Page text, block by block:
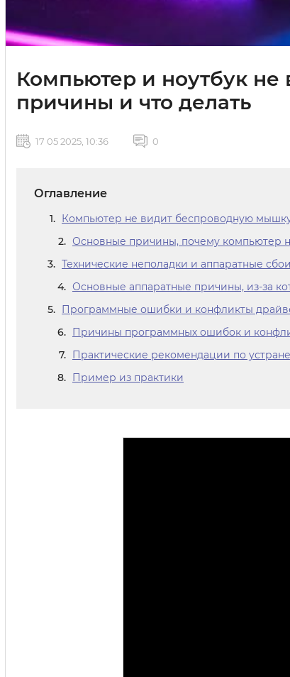
Компьютер и ноутбук
причины и что делать
17 05 2025, 10:36 0
Оглавление
Компьютер не видит беспроводную
Основные причины, почему компьютер
Технические неполадки и аппаратные
Основные аппаратные причины, из-за
Программные ошибки и конфликты
Причины программных ошибок и
Практические рекомендации по
Пример из практики